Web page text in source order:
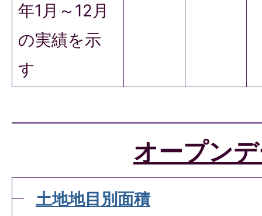
年1月～12月
の実績を示
す
オープン
土地地目別面積